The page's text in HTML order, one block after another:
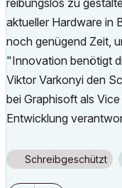
reibungslos zu
aktueller Hardware in
noch genügend Zeit,
"Innovation benötigt
Viktor Varkonyi den
bei Graphisoft als
Entwicklung
Schreibgeschützt